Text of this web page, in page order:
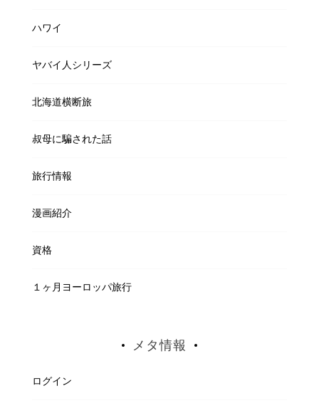
ハワイ
ヤバイ人シリーズ
北海道横断旅
叔母に騙された話
旅行情報
漫画紹介
資格
１ヶ月ヨーロッパ旅行
メタ情報
ログイン